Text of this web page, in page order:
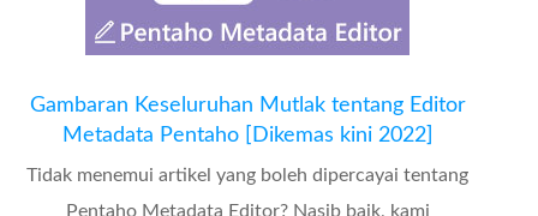
Gambaran Keseluruhan Mutlak tentang Editor
Metadata Pentaho [Dikemas kini 2022]
Tidak menemui artikel yang boleh dipercayai tentang
Pentaho Metadata Editor? Nasib baik, kami